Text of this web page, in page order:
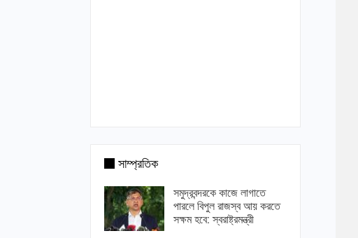
সাম্প্রতিক
সমুদ্রবন্দরকে কাজে লাগাতে
পারলে বিপুল রাজস্ব আয় করতে
সক্ষম হবে: স্বরাষ্ট্রমন্ত্রী